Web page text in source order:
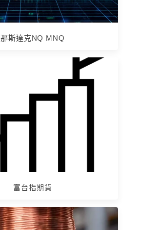
那斯達克NQ MNQ
富台指期貨